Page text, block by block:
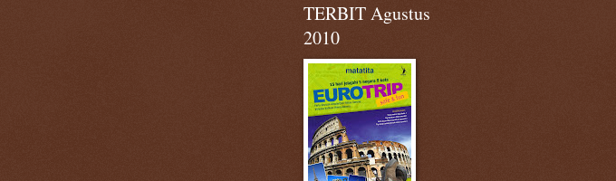
TERBIT Agustus
2010